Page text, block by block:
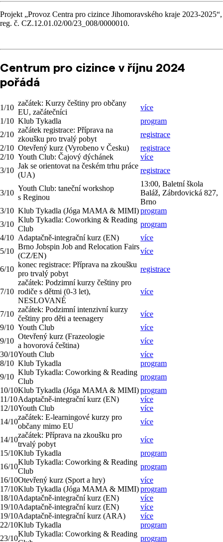
Projekt „Provoz Centra pro cizince Jihomoravského kraje 2023-2025“,
reg. č. CZ.12.01.02/00/23_008/0000010.
Centrum pro cizince v říjnu 2024
pořádá
1/10
začátek: Kurzy češtiny pro občany
EU, začátečníci
více
1/10 Klub Tykadla
program
2/10
začátek registrace: Příprava na
zkoušku pro trvalý pobyt
registrace
2/10 Otevřený kurz (Vyrobeno v Česku)
registrace
2/10 Youth Club: Čajový dýchánek
více
3/10
Jak se orientovat na českém trhu práce
(UA)
registrace
3/10
Youth Club: taneční workshop
s Reginou
13:00, Baletní škola
Baláž, Zábrdovická 827,
Brno
3/10 Klub Tykadla (Jóga MAMA & MIMI)program
3/10
Klub Tykadla: Coworking & Reading
Club
program
4/10 Adaptačně-integrační kurz (EN)
více
5/10
Brno Jobspin Job and Relocation Fairs
(CZ/EN)
více
6/10
konec registrace: Příprava na zkoušku
pro trvalý pobyt
registrace
7/10
začátek: Podzimní kurzy češtiny pro
rodiče s dětmi (0-3 let),
NESLOVANÉ
více
7/10
začátek: Podzimní intenzivní kurzy
češtiny pro děti a teenagery
více
9/10 Youth Club
více
9/10
Otevřený kurz (Frazeologie
a hovorová čeština)
více
30/10Youth Club
více
8/10 Klub Tykadla
program
9/10
Klub Tykadla: Coworking & Reading
Club
program
10/10Klub Tykadla (Jóga MAMA & MIMI)program
11/10Adaptačně-integrační kurz (EN)
více
12/10Youth Club
více
14/10
začátek: E-learningové kurzy pro
občany mimo EU
více
14/10
začátek: Příprava na zkoušku pro
trvalý pobyt
více
15/10Klub Tykadla
program
16/10
Klub Tykadla: Coworking & Reading
Club
program
16/10Otevřený kurz (Sport a hry)
více
17/10Klub Tykadla (Jóga MAMA & MIMI)program
18/10Adaptačně-integrační kurz (EN)
více
19/10Adaptačně-integrační kurz (EN)
více
19/10Adaptačně-integrační kurz (ARA)
více
22/10Klub Tykadla
program
23/10
Klub Tykadla: Coworking & Reading
program